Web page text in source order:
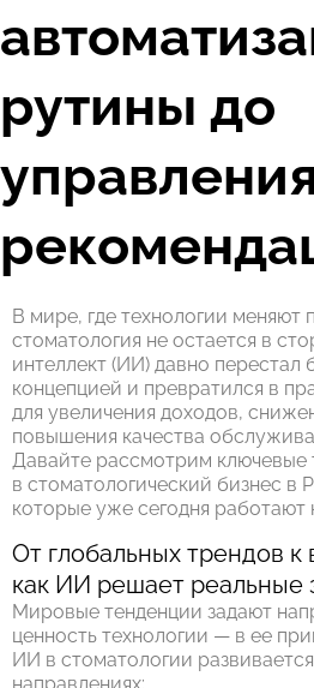
рутины до
В мире, где технологии меняют
стоматология не остается в
интеллект (ИИ) давно перестал
концепцией и превратился в
для увеличения доходов,
повышения качества
Давайте рассмотрим ключевые
в стоматологический бизнес в
которые уже сегодня работают
От глобальных трендов к
как ИИ решает реальные
Мировые тенденции задают
ценность технологии — в ее
ИИ в стоматологии